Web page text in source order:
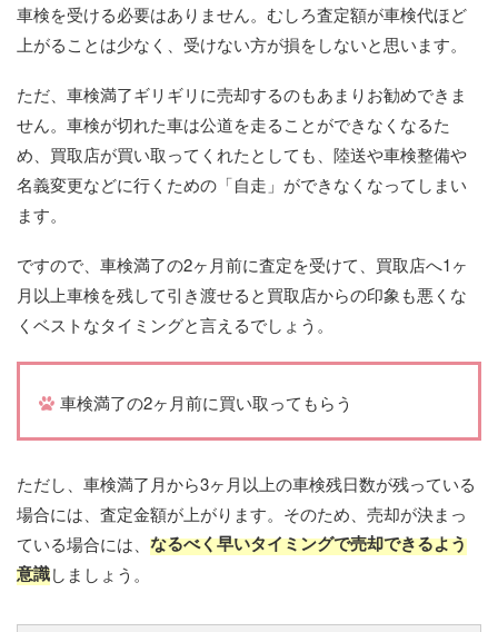
車検を受ける必要はありません。むしろ査定額が車検代ほど
上がることは少なく、受けない方が損をしないと思います。
ただ、車検満了ギリギリに売却するのもあまりお勧めできま
せん。車検が切れた車は公道を走ることができなくなるた
め、買取店が買い取ってくれたとしても、陸送や車検整備や
名義変更などに行くための「自走」ができなくなってしまい
ます。
ですので、車検満了の2ヶ月前に査定を受けて、買取店へ1ヶ
月以上車検を残して引き渡せると買取店からの印象も悪くな
くベストなタイミングと言えるでしょう。
車検満了の2ヶ月前に買い取ってもらう
ただし、車検満了月から3ヶ月以上の車検残日数が残っている
場合には、査定金額が上がります。そのため、売却が決まっ
ている場合には、 なるべく早いタイミングで売却できるよう
意識しましょう。